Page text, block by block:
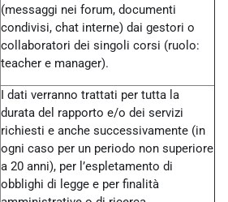
(messaggi nei forum, documenti
condivisi, chat interne) dai gestori o
collaboratori dei singoli corsi (ruolo:
teacher e manager).
I dati verranno trattati per tutta la
durata del rapporto e/o dei servizi
richiesti e anche successivamente (in
ogni caso per un periodo non superiore
a 20 anni), per l’espletamento di
obblighi di legge e per finalità